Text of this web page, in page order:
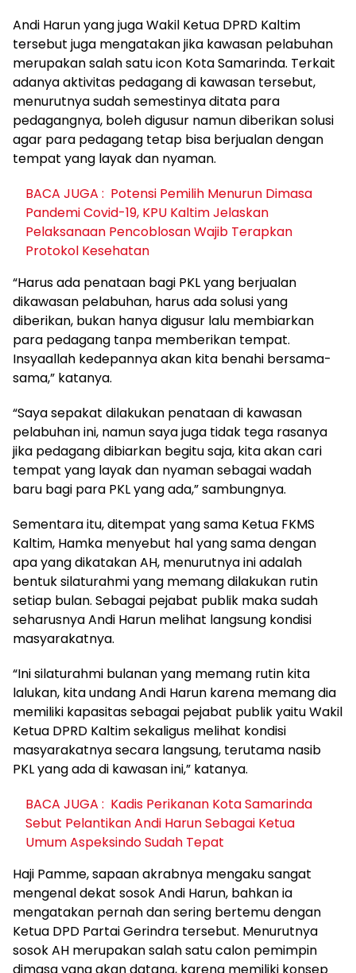
Andi Harun yang juga Wakil Ketua DPRD Kaltim
tersebut juga mengatakan jika kawasan pelabuhan
merupakan salah satu icon Kota Samarinda. Terkait
adanya aktivitas pedagang di kawasan tersebut,
menurutnya sudah semestinya ditata para
pedagangnya, boleh digusur namun diberikan solusi
agar para pedagang tetap bisa berjualan dengan
tempat yang layak dan nyaman.
BACA JUGA : Potensi Pemilih Menurun Dimasa
Pandemi Covid-19, KPU Kaltim Jelaskan
Pelaksanaan Pencoblosan Wajib Terapkan
Protokol Kesehatan
“Harus ada penataan bagi PKL yang berjualan
dikawasan pelabuhan, harus ada solusi yang
diberikan, bukan hanya digusur lalu membiarkan
para pedagang tanpa memberikan tempat.
Insyaallah kedepannya akan kita benahi bersama-
sama,” katanya.
“Saya sepakat dilakukan penataan di kawasan
pelabuhan ini, namun saya juga tidak tega rasanya
jika pedagang dibiarkan begitu saja, kita akan cari
tempat yang layak dan nyaman sebagai wadah
baru bagi para PKL yang ada,” sambungnya.
Sementara itu, ditempat yang sama Ketua FKMS
Kaltim, Hamka menyebut hal yang sama dengan
apa yang dikatakan AH, menurutnya ini adalah
bentuk silaturahmi yang memang dilakukan rutin
setiap bulan. Sebagai pejabat publik maka sudah
seharusnya Andi Harun melihat langsung kondisi
masyarakatnya.
“Ini silaturahmi bulanan yang memang rutin kita
lalukan, kita undang Andi Harun karena memang dia
memiliki kapasitas sebagai pejabat publik yaitu Wakil
Ketua DPRD Kaltim sekaligus melihat kondisi
masyarakatnya secara langsung, terutama nasib
PKL yang ada di kawasan ini,” katanya.
BACA JUGA : Kadis Perikanan Kota Samarinda
Sebut Pelantikan Andi Harun Sebagai Ketua
Umum Aspeksindo Sudah Tepat
Haji Pamme, sapaan akrabnya mengaku sangat
mengenal dekat sosok Andi Harun, bahkan ia
mengatakan pernah dan sering bertemu dengan
Ketua DPD Partai Gerindra tersebut. Menurutnya
sosok AH merupakan salah satu calon pemimpin
dimasa yang akan datang, karena memiliki konsep